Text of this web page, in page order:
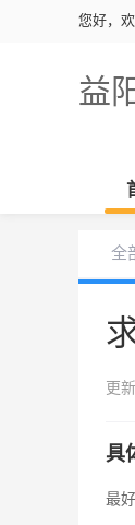
您好，
益
全
更
具
最